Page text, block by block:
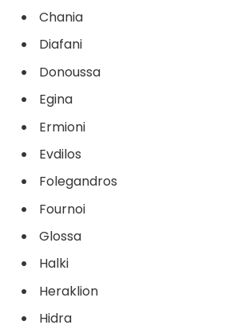
Chania
Diafani
Donoussa
Egina
Ermioni
Evdilos
Folegandros
Fournoi
Glossa
Halki
Heraklion
Hidra